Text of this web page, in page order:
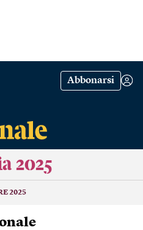
Abbonarsi
2025
2025